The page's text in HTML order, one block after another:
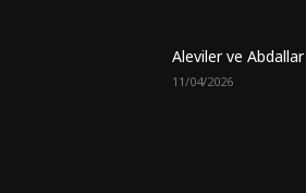
Aleviler ve Abdallar
11/04/2026